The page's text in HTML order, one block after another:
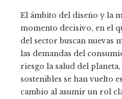
El ámbito del diseño y la
momento decisivo, en el
del sector buscan nuevas
las demandas del
riesgo la salud del
sostenibles se han vuelto
cambio al asumir un rol